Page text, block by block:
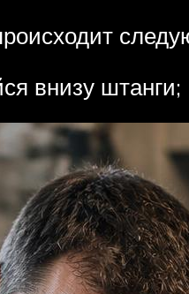
внизу штанги;